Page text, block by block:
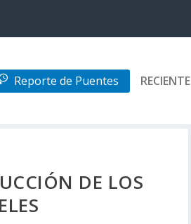
Reporte de Puentes RECIENTE
DE LOS